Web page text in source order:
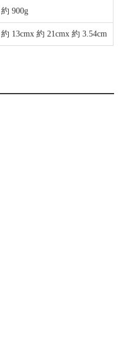
約 900g
約 13cmx 約 21cmx 約 3.54cm